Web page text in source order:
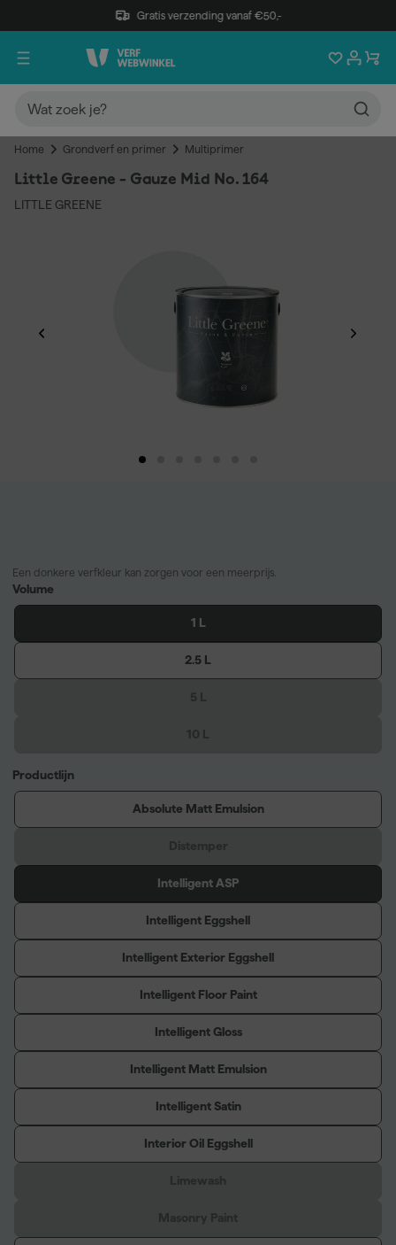
Gratis verzending vanaf €50,-
Home Grondverf en primer Multiprimer
Little Greene - Gauze Mid No. 164
LITTLE GREENE
Een donkere verfkleur kan zorgen voor een meerprijs.
Volume
1 L
2.5 L
Productlijn
Absolute Matt Emulsion
Intelligent ASP
Intelligent Eggshell
Intelligent Exterior Eggshell
Intelligent Floor Paint
Intelligent Gloss
Intelligent Matt Emulsion
Intelligent Satin
Interior Oil Eggshell